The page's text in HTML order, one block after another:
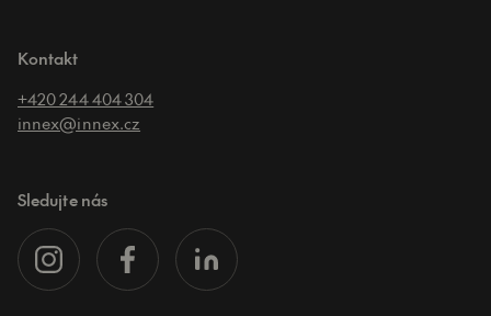
Kontakt
+420 244 404 304
innex@innex.cz
Sledujte nás